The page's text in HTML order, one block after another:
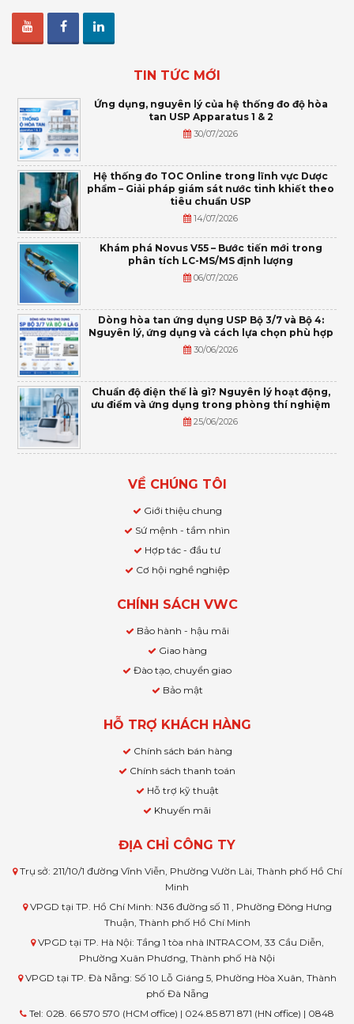
TIN TỨC MỚI
Ứng dụng, nguyên lý của hệ thống đo độ hòa
tan USP Apparatus 1 & 2
30/07/2026
Hệ thống đo TOC Online trong lĩnh vực Dược
phẩm – Giải pháp giám sát nước tinh khiết theo
tiêu chuẩn USP
14/07/2026
Khám phá Novus V55 – Bước tiến mới trong
phân tích LC-MS/MS định lượng
06/07/2026
Dòng hòa tan ứng dụng USP Bộ 3/7 và Bộ 4:
Nguyên lý, ứng dụng và cách lựa chọn phù hợp
30/06/2026
Chuẩn độ điện thế là gì? Nguyên lý hoạt động,
ưu điểm và ứng dụng trong phòng thí nghiệm
25/06/2026
VỀ CHÚNG TÔI
Giới thiệu chung
Sứ mệnh - tầm nhìn
Hợp tác - đầu tư
Cơ hội nghề nghiệp
CHÍNH SÁCH VWC
Bảo hành - hậu mãi
Giao hàng
Đào tạo, chuyển giao
Bảo mật
HỖ TRỢ KHÁCH HÀNG
Chính sách bán hàng
Chính sách thanh toán
Hỗ trợ kỹ thuật
Khuyến mãi
ĐỊA CHỈ CÔNG TY
Trụ sở: 211/10/1 đường Vĩnh Viễn, Phường Vườn Lài, Thành phố Hồ Chí
Minh
VPGD tại TP. Hồ Chí Minh: N36 đường số 11 , Phường Đông Hưng
Thuận, Thành phố Hồ Chí Minh
VPGD tại TP. Hà Nội: Tầng 1 tòa nhà INTRACOM, 33 Cầu Diễn,
Phường Xuân Phương, Thành phố Hà Nội
VPGD tại TP. Đà Nẵng: Số 10 Lỗ Giáng 5, Phường Hòa Xuân, Thành
phố Đà Nẵng
Tel: 028. 66 570 570 (HCM office) | 024.85 871 871 (HN office) | 0848